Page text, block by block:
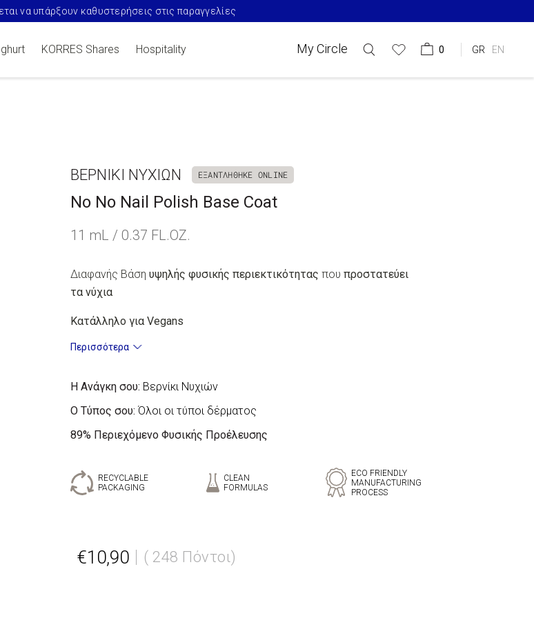
να υπάρξουν καθυστερήσεις στις παραγγελίες
KORRES Shares Hospitality My Circle 0 GR EN
ΒΕΡΝΊΚΙ ΝΥΧΙΏΝ ΕΞΑΝΤΛΗΘΗΚΕ ONLINE
No No Nail Polish Base Coat
11 mL / 0.37 FL.OZ.
Διαφανής Βάση υψηλής φυσικής περιεκτικότητας που προστατεύει
τα νύχια
Κατάλληλο για Vegans
Περισσότερα
Η Ανάγκη σου: Βερνίκι Νυχιών
Ο Τύπος σου: Όλοι οι τύποι δέρματος
89% Περιεχόμενο Φυσικής Προέλευσης
RECYCLABLE
PACKAGING
CLEAN
FORMULAS
ECO FRIENDLY
MANUFACTURING
PROCESS
€10,90 ( 248 Πόντοι)